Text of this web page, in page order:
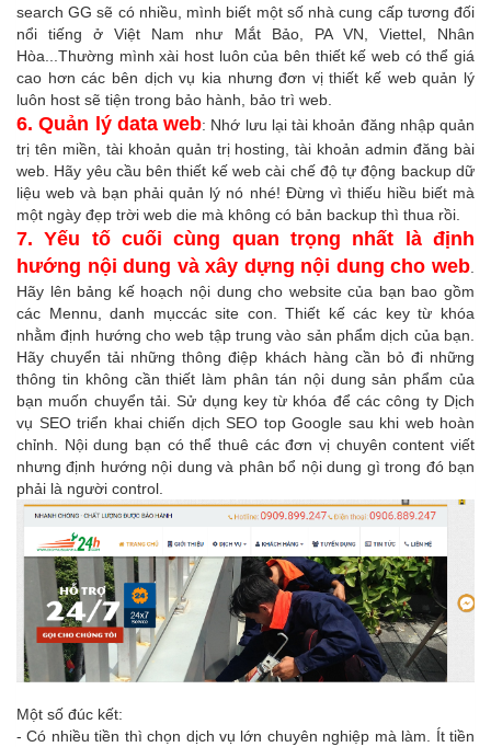
search GG sẽ có nhiều, mình biết một số nhà cung cấp tương đối
nổi tiếng ở Việt Nam như Mắt Bảo, PA VN, Viettel, Nhân
Hòa...Thường mình xài host luôn của bên thiết kế web có thể giá
cao hơn các bên dịch vụ kia nhưng đơn vị thiết kế web quản lý
luôn host sẽ tiện trong bảo hành, bảo trì web.
6. Quản lý data web: Nhớ lưu lại tài khoản đăng nhập quản
trị tên miền, tài khoản quản trị hosting, tài khoản admin đăng bài
web. Hãy yêu cầu bên thiết kế web cài chế độ tự động backup dữ
liệu web và bạn phải quản lý nó nhé! Đừng vì thiếu hiều biết mà
một ngày đẹp trời web die mà không có bản backup thì thua rồi.
7. Yếu tố cuối cùng quan trọng nhất là định
hướng nội dung và xây dựng nội dung cho web.
Hãy lên bảng kế hoạch nội dung cho website của bạn bao gồm
các Mennu, danh mụccác site con. Thiết kế các key từ khóa
nhằm định hướng cho web tập trung vào sản phẩm dịch của bạn.
Hãy chuyển tải những thông điệp khách hàng cần bỏ đi những
thông tin không cần thiết làm phân tán nội dung sản phẩm của
bạn muốn chuyển tải. Sử dụng key từ khóa để các công ty Dịch
vụ SEO triển khai chiến dịch SEO top Google sau khi web hoàn
chỉnh. Nội dung bạn có thể thuê các đơn vị chuyên content viết
nhưng định hướng nội dung và phân bổ nội dung gì trong đó bạn
phải là người control.
Một số đúc kết:
- Có nhiều tiền thì chọn dịch vụ lớn chuyên nghiệp mà làm. Ít tiền